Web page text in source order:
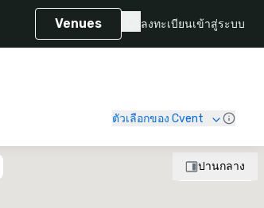
Venues ลงทะเบียนเข้าสู่ระบบ
ตัวเลือกของ Cvent
ปานกลาง